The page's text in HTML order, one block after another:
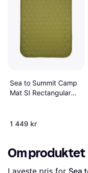
Sea to Summit Camp
Mat SI Rectangular
1 449 kr
Om produktet
Laveste pris for Sea